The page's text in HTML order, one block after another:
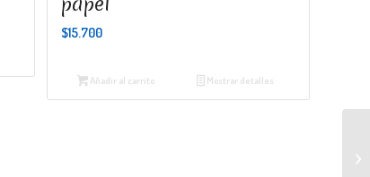
$15.700
Añadir al carrito Mostrar detalles